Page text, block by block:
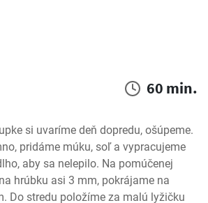
60 min.
si uvaríme deň dopredu, ošúpeme.
pridáme múku, soľ a vypracujeme
aby sa nelepilo. Na pomúčenej
hrúbku asi 3 mm, pokrájame na
Do stredu položíme za malú lyžičku